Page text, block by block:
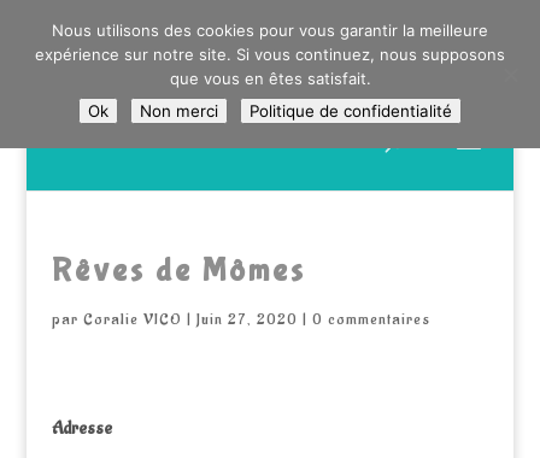
0603176412 - RDV CHEZ SO WATT À SAINT ANDRÉ OU
DANS LA MÉTROPOLE LILLOISE
CRAIENCO@GMAIL.COM
produits
Rêves de Mômes
par Coralie VICO | Juin 27, 2020 | 0 commentaires
Adresse
Nous utilisons des cookies pour vous garantir la meilleure
expérience sur notre site. Si vous continuez, nous supposons
que vous en êtes satisfait.
Ok
Non merci Politique de confidentialité